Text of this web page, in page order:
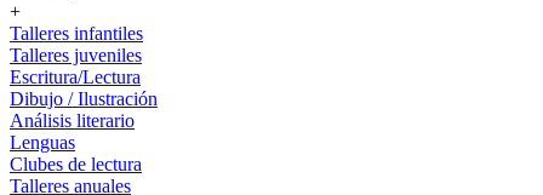
+
Talleres infantiles
Talleres juveniles
Escritura/Lectura
Dibujo / Ilustración
Análisis literario
Lenguas
Clubes de lectura
Talleres anuales